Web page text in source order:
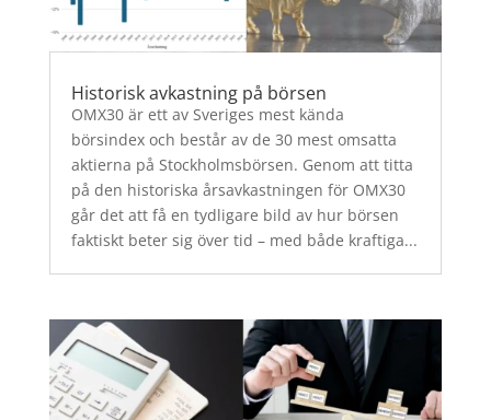
Historisk avkastning på börsen
OMX30 är ett av Sveriges mest kända
börsindex och består av de 30 mest omsatta
aktierna på Stockholmsbörsen. Genom att titta
på den historiska årsavkastningen för OMX30
går det att få en tydligare bild av hur börsen
faktiskt beter sig över tid – med både kraftiga...